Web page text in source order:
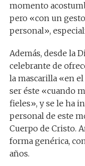
momento
pero «con un
personal»,
Además, desde la
celebrante de
la mascarilla «en
ser éste «cuando
fieles», y se le ha
personal de este
Cuerpo de Cristo.
forma genérica,
años.